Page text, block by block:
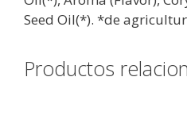
Seed Oil(*). *de
Productos